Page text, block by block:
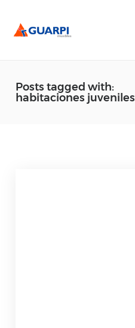
Posts tagged with:
habitaciones juveniles